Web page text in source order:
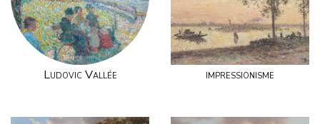
Ludovic Vallée impressionisme